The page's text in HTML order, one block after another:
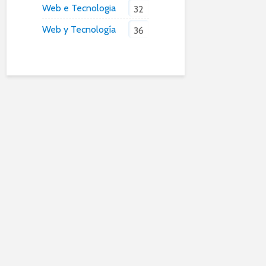
Web e Tecnologia
32
Web y Tecnología
36